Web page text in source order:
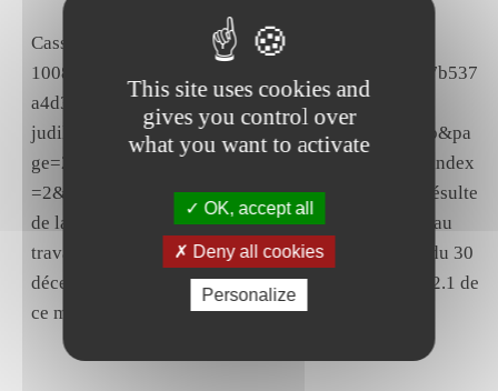
Cass., Soc., 11 mai 2022, n° 21-
10083.https://www.courdecassation.fr/decision/627b537
a4d359c057dd01cee?
judilibre_juridiction=cc&judilibre_publication[]=b&pa
ge=2&previousdecisionpage=2&previousdecisionindex
=2&nextdecisionpage=2&nextdecisionindex=4Il résulte
de la combinaison du préambule de l'accord relatif au
travail dominical au sein de l'entreprise Printemps du 30
décembre 2016, des articles 1.1.1, 1.1.2, 1.4, 5.2 et 2.1 de
ce même accord que :- les dispositions de...
This site uses cookies and
gives you control over
what you want to activate
OK, accept all
Deny all cookies
Personalize